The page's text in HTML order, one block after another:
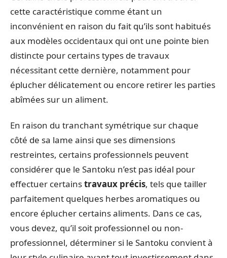
cette caractéristique comme étant un
inconvénient en raison du fait qu’ils sont habitués
aux modèles occidentaux qui ont une pointe bien
distincte pour certains types de travaux
nécessitant cette dernière, notamment pour
éplucher délicatement ou encore retirer les parties
abîmées sur un aliment.
En raison du tranchant symétrique sur chaque
côté de sa lame ainsi que ses dimensions
restreintes, certains professionnels peuvent
considérer que le Santoku n’est pas idéal pour
effectuer certainstravaux précis, tels que tailler
parfaitement quelques herbes aromatiques ou
encore éplucher certains aliments. Dans ce cas,
vous devez, qu’il soit professionnel ou non-
professionnel, déterminer si le Santoku convient à